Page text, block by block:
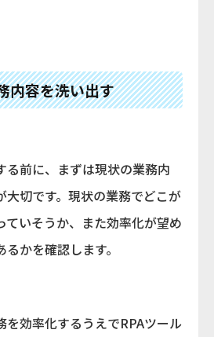
内容を洗い出す
る前に、まずは現状の業務内
大切です。現状の業務でどこが
ていそうか、また効率化が望め
かを確認します。
を効率化するうえでRPAツール